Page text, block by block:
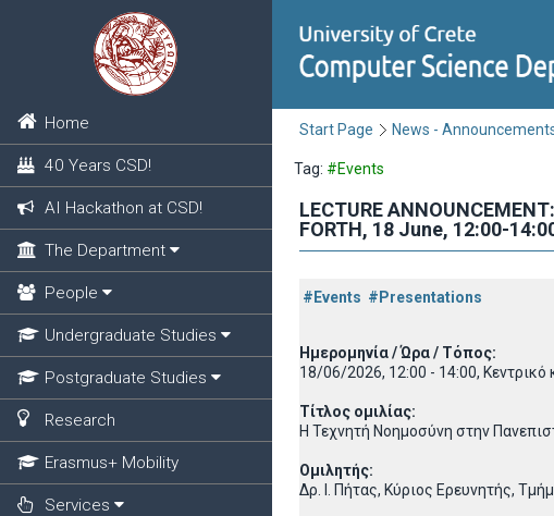
Home
40 Years CSD!
AI Hackathon at CSD!
The Department
People
Undergraduate Studies
Postgraduate Studies
Research
Erasmus+ Mobility
Services
Start Page News -
Tag: #Events
LECTURE
FORTH, 18 June, 12:00-
#Events #Presentations
Ημερομηνία / Ώρα / Τόπος:
18/06/2026, 12:00 - 14:00, Κεντρικό
Τίτλος ομιλίας:
Η Τεχνητή Νοημοσύνη στην
Ομιλητής:
Δρ. Ι. Πήτας, Κύριος Ερευνητής,